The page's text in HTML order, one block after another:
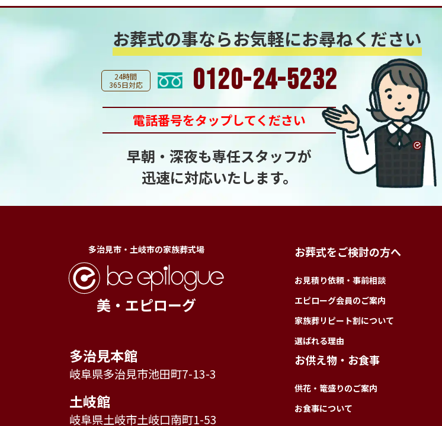
お葬式の事ならお気軽にお尋ねください
24時間
365日対応
0120-24-5232
電話番号をタップしてください
早朝・深夜も専任スタッフが
迅速に対応いたします。
多治見市・土岐市の家族葬式場
美・エピローグ
多治見本館
岐阜県多治見市池田町7-13-3
土岐館
岐阜県土岐市土岐口南町1-53
お葬式をご検討の方へ
お見積り依頼・事前相談
エピローグ会員のご案内
家族葬リピート割について
選ばれる理由
お供え物・お食事
供花・篭盛りのご案内
お食事について